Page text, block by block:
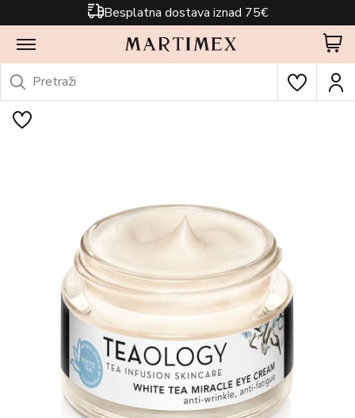
Besplatna dostava iznad 75€